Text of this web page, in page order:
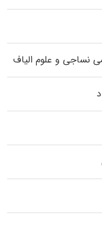
نساجی و علوم الیاف